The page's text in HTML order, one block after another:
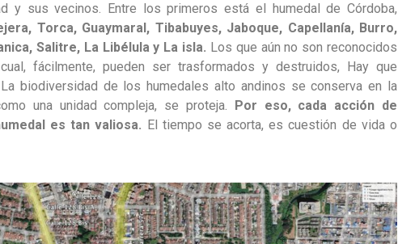
y sus vecinos. Entre los primeros está el humedal de Córdoba,
Torca, Guaymaral, Tibabuyes, Jaboque, Capellanía, Burro,
Salitre, La Libélula y La isla. Los que aún no son reconocidos
fácilmente, pueden ser trasformados y destruidos, Hay que
biodiversidad de los humedales alto andinos se conserva en la
una unidad compleja, se proteja.
Por eso, cada acción de
es tan valiosa. El tiempo se acorta, es cuestión de vida o